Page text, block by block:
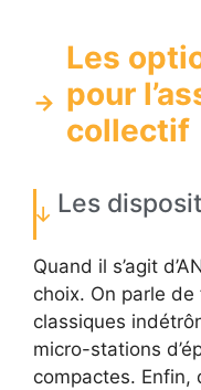
Les
pour
collectif
Les
Quand il s’agit
choix. On parle
classiques
micro-stations
compactes. Enfin,